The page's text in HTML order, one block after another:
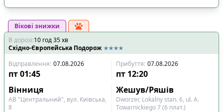
Спочатку дешевші
Час відправлення
Спочатку ранні
Спочатку вечірні
Час прибуття
Спочатку ранні
Спочатку вечірні
Вікові знижки
В дорозі:10 год35хв
Східно-Європейська Подорож
Відправлення: 07.08.2026 Прибуття: 07.08.2026
пт01:45 пт 12:20
Вінниця
Жешув/Ряшів
АВ "Центральний", вул. Київська,
8
Dworzec Lokalny stan. 6, ul. A.
Towarnickiego 7 (6 плат.)